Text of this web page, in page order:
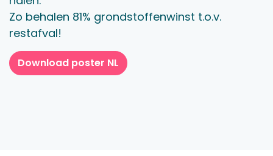
Zo behalen 81% grondstoffenwinst t.o.v.
restafval!
Download poster NL